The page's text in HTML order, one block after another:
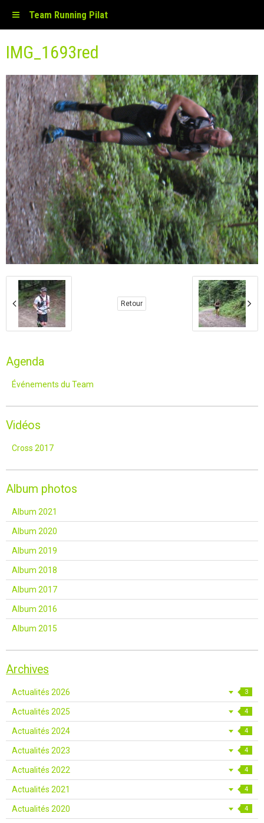
Team Running Pilat
IMG_1693red
Retour
Agenda
Événements du Team
Vidéos
Cross 2017
Album photos
Album 2021
Album 2020
Album 2019
Album 2018
Album 2017
Album 2016
Album 2015
Archives
Actualités 2026 3
Actualités 2025 4
Actualités 2024 4
Actualités 2023 4
Actualités 2022 4
Actualités 2021 4
Actualités 2020 4